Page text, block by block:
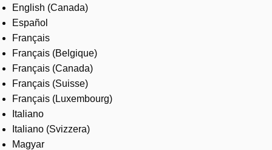
English (Canada)
Español
Français
Français (Belgique)
Français (Canada)
Français (Suisse)
Français (Luxembourg)
Italiano
Italiano (Svizzera)
Magyar